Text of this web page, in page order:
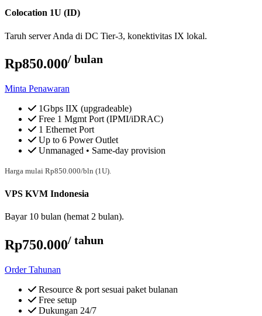
Colocation 1U (ID)
Taruh server Anda di DC Tier-3, konektivitas IX lokal.
Rp850.000/ bulan
Minta Penawaran
1Gbps IIX (upgradeable)
Free 1 Mgmt Port (IPMI/iDRAC)
1 Ethernet Port
Up to 6 Power Outlet
Unmanaged • Same-day provision
Harga mulai Rp850.000/bln (1U).
VPS KVM Indonesia
Bayar 10 bulan (hemat 2 bulan).
Rp750.000/ tahun
Order Tahunan
Resource & port sesuai paket bulanan
Free setup
Dukungan 24/7